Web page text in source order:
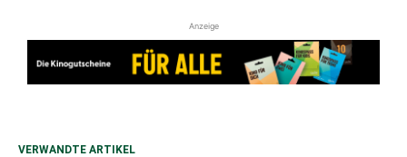
Anzeige
VERWANDTE ARTIKEL